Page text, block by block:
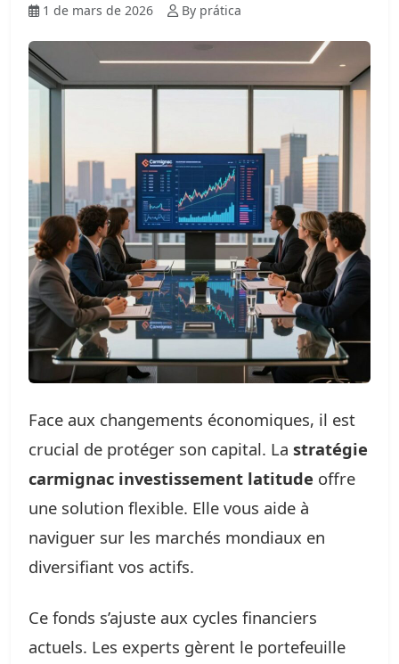
1 de mars de 2026 By prática
Face aux changements économiques, il est
crucial de protéger son capital. La stratégie
carmignac investissement latitude offre
une solution flexible. Elle vous aide à
naviguer sur les marchés mondiaux en
diversifiant vos actifs.
Ce fonds s’ajuste aux cycles financiers
actuels. Les experts gèrent le portefeuille